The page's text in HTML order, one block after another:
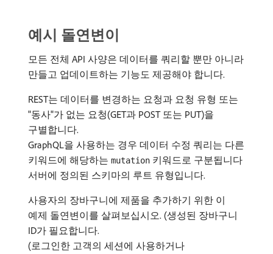
예시 돌연변이
모든 전체 API 사양은 데이터를 쿼리할 뿐만 아니라
만들고 업데이트하는 기능도 제공해야 합니다.
REST는 데이터를 변경하는 요청과 요청 유형 또는
"동사"가 없는 요청(GET과 POST 또는 PUT)을
구별합니다.
GraphQL을 사용하는 경우 데이터 수정 쿼리는 다른
키워드에 해당하는 mutation 키워드로 구분됩니다
서버에 정의된 스키마의 루트 유형입니다.
사용자의 장바구니에 제품을 추가하기 위한 이
예제 돌연변이를 살펴보십시오. (생성된 장바구니
ID가 필요합니다.
(로그인한 고객의 세션에 사용하거나